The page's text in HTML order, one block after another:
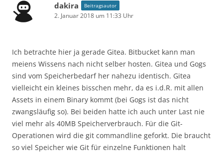
dakira Beitragsautor
2. Januar 2018 um 11:33 Uhr
Ich betrachte hier ja gerade Gitea. Bitbucket kann man
meiens Wissens nach nicht selber hosten. Gitea und Gogs
sind vom Speicherbedarf her nahezu identisch. Gitea
vielleicht ein kleines bisschen mehr, da es i.d.R. mit allen
Assets in einem Binary kommt (bei Gogs ist das nicht
zwangsläufig so). Bei beiden hatte ich auch unter Last nie
viel mehr als 40MB Speicherverbrauch. Für die Git-
Operationen wird die git commandline geforkt. Die braucht
so viel Speicher wie Git für einzelne Funktionen halt